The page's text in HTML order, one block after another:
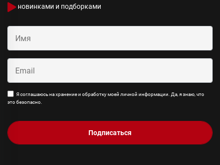
новинками и подборками
Я соглашаюсь на хранение и обработку моей личной информации. Да, я знаю, что
это безопасно.
Подписаться